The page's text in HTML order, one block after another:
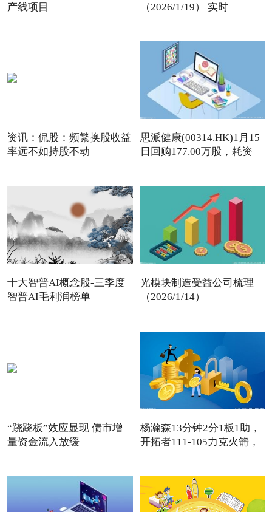
产线项目
（2026/1/19） 实时
资讯：侃股：频繁换股收益
率远不如持股不动
思派健康(00314.HK)1月15
日回购177.00万股，耗资
十大智普AI概念股-三季度
智普AI毛利润榜单
光模块制造受益公司梳理
（2026/1/14）
“跷跷板”效应显现 债市增
量资金流入放缓
杨瀚森13分钟2分1板1助，
开拓者111-105力克火箭，